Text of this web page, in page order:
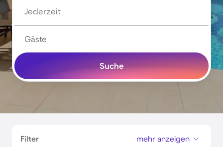
Jederzeit
Gäste
Suche
Filter mehr anzeigen